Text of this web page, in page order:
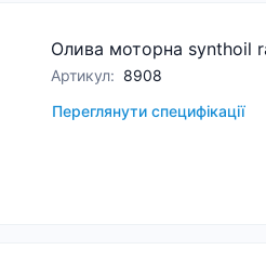
Олива моторна synthoil
Артикул: 8908
Переглянути специфікації